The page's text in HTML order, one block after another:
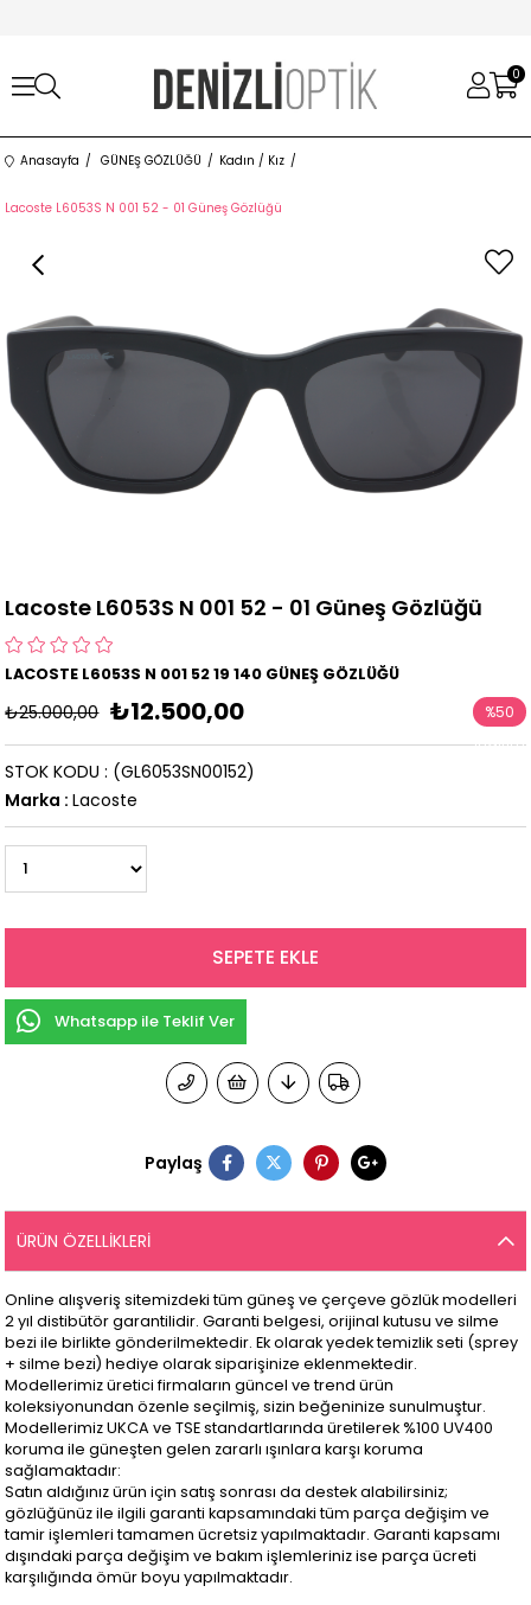
0
Anasayfa GÜNEŞ GÖZLÜĞÜ Kadın / Kız
Lacoste L6053S N 001 52 - 01 Güneş Gözlüğü
Lacoste L6053S N 001 52 - 01 Güneş Gözlüğü
LACOSTE L6053S N 001 52 19 140 GÜNEŞ GÖZLÜĞÜ
₺25.000,00 ₺12.500,00 %50
İndirim
(GL6053SN00152)
STOK KODU
Marka : Lacoste
Whatsapp ile Teklif Ver
Paylaş
ÜRÜN ÖZELLIKLERI
Online alışveriş sitemizdeki tüm güneş ve çerçeve gözlük modelleri
2 yıl distibütör garantilidir. Garanti belgesi, orijinal kutusu ve silme
bezi ile birlikte gönderilmektedir. Ek olarak yedek temizlik seti (sprey
+ silme bezi) hediye olarak siparişinize eklenmektedir.
Modellerimiz üretici firmaların güncel ve trend ürün
koleksiyonundan özenle seçilmiş, sizin beğeninize sunulmuştur.
Modellerimiz UKCA ve TSE standartlarında üretilerek %100 UV400
koruma ile güneşten gelen zararlı ışınlara karşı koruma
sağlamaktadır:
Satın aldığınız ürün için satış sonrası da destek alabilirsiniz;
gözlüğünüz ile ilgili garanti kapsamındaki tüm parça değişim ve
tamir işlemleri tamamen ücretsiz yapılmaktadır. Garanti kapsamı
dışındaki parça değişim ve bakım işlemleriniz ise parça ücreti
karşılığında ömür boyu yapılmaktadır.